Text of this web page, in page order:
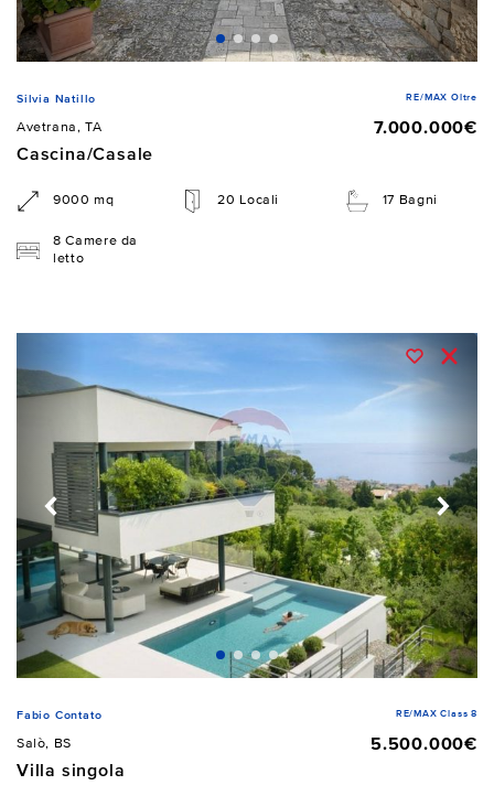
Silvia Natillo RE/MAX Oltre
Avetrana, TA
7.000.000€
Cascina/Casale
9000 mq 20 Locali 17 Bagni
8 Camere da
letto
Fabio Contato RE/MAX Class 8
Salò, BS
5.500.000€
Villa singola